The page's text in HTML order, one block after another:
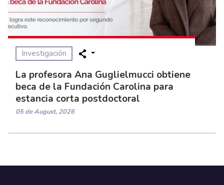
Investigación
La profesora Ana Guglielmucci obtiene
beca de la Fundación Carolina para
estancia corta postdoctoral
05 de August, 2026